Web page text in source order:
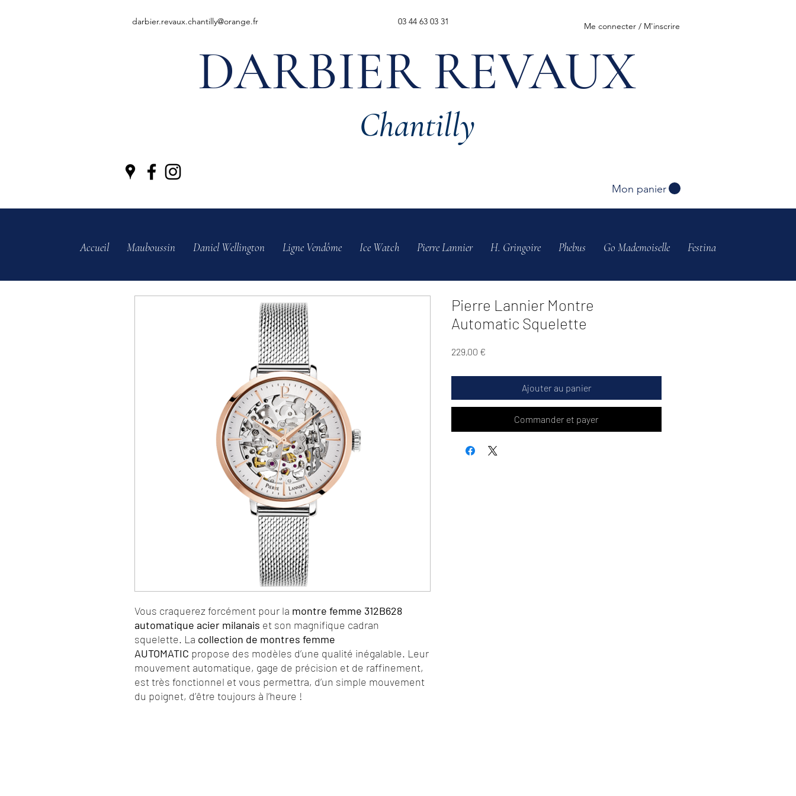
darbier.revaux.chantilly@orange.fr 03 44 63 03 31 Me connecter / M'inscrire
DARBIER REVAUX
Chantilly
Mon panier
Accueil Mauboussin Daniel Wellington Ligne Vendôme Ice Watch Pierre Lannier H. Gringoire Phebus Go Mademoiselle Festina
Vous craquerez forcément pour la montre femme 312B628
automatique acier milanais et son magnifique cadran
squelette. La collection de montres femme
AUTOMATIC propose des modèles d’une qualité inégalable. Leur
mouvement automatique, gage de précision et de raffinement,
est très fonctionnel et vous permettra, d’un simple mouvement
du poignet, d’être toujours à l’heure !
Pierre Lannier Montre
Automatic Squelette
229,00 €
Ajouter au panier
Commander et payer